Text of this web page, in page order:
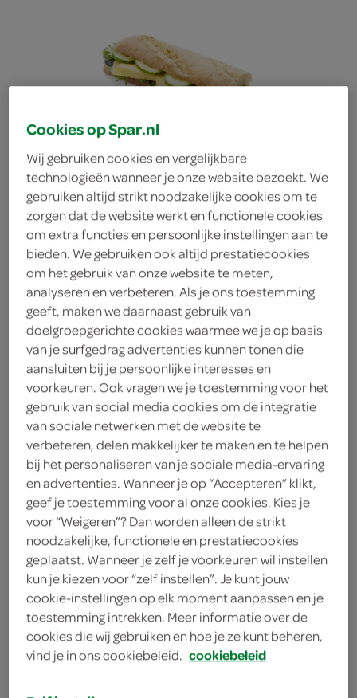
FoodClub baguette
rustiek wit Beemster
kaas
FoodClub
4.
25
1 Stuks
Let op: aanbiedingen zijn niet zichtbaar bij de
producten, maar worden wél automatisch
verwerkt in de winkelmand.
Cookies op Spar.nl
Wij gebruiken cookies en vergelijkbare
technologieën wanneer je onze website bezoekt. We
gebruiken altijd strikt noodzakelijke cookies om te
zorgen dat de website werkt en functionele cookies
om extra functies en persoonlijke instellingen aan te
bieden. We gebruiken ook altijd prestatiecookies
om het gebruik van onze website te meten,
analyseren en verbeteren. Als je ons toestemming
geeft, maken we daarnaast gebruik van
doelgroepgerichte cookies waarmee we je op basis
van je surfgedrag advertenties kunnen tonen die
aansluiten bij je persoonlijke interesses en
voorkeuren. Ook vragen we je toestemming voor het
gebruik van social media cookies om de integratie
van sociale netwerken met de website te
verbeteren, delen makkelijker te maken en te helpen
bij het personaliseren van je sociale media-ervaring
en advertenties. Wanneer je op “Accepteren” klikt,
geef je toestemming voor al onze cookies. Kies je
voor “Weigeren”? Dan worden alleen de strikt
noodzakelijke, functionele en prestatiecookies
geplaatst. Wanneer je zelf je voorkeuren wil instellen
kun je kiezen voor “zelf instellen”. Je kunt jouw
cookie-instellingen op elk moment aanpassen en je
toestemming intrekken. Meer informatie over de
cookies die wij gebruiken en hoe je ze kunt beheren,
vind je in ons cookiebeleid. cookiebeleid